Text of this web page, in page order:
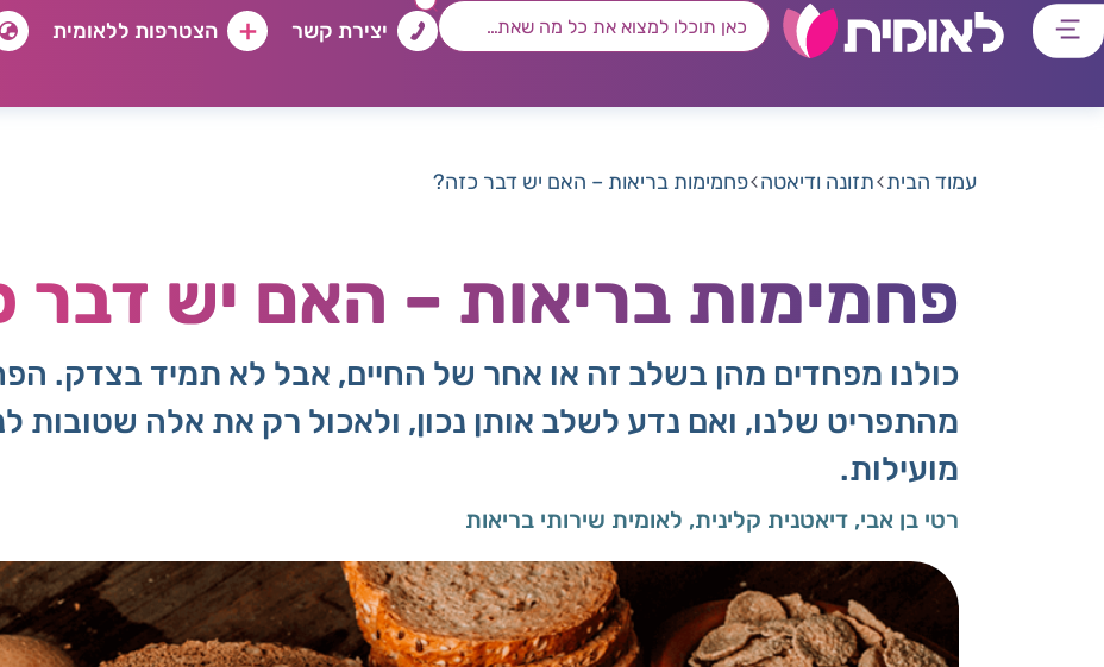
דלג
דלג
דלג
דלג
יצירת קשר הצטרפות ללאומית
עמוד הבית תזונה ודיאטה פחמימות בריאות – האם יש דבר כזה?
פחמימות בריאות – האם יש דבר
כולנו מפחדים מהן בשלב זה או אחר של החיים, אבל לא תמיד בצדק.
מהתפריט שלנו, ואם נדע לשלב אותן נכון, ולאכול רק את אלה שטובות
מועילות.
רטי בן אבי, דיאטנית קלינית, לאומית שירותי בריאות